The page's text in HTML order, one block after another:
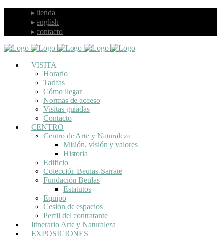
tienda
english
contacto
VISITA
Horario
Tarifas
Cómo llegar
Normas de acceso
Visitas guiadas
Contacto
CENTRO
Centro de Arte y Naturaleza
Misión, visión y valores
Historia
Edificio
Colección Beulas-Sarrate
Fundación Beulas
Estatutos
Equipo
Cesión de espacios
Perfil del contratante
Itinerario Arte y Naturaleza
EXPOSICIONES